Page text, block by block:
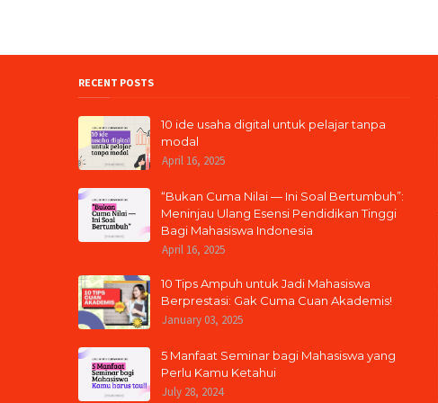
RECENT POSTS
10 ide usaha digital untuk pelajar tanpa
modal
April 16, 2025
“Bukan Cuma Nilai — Ini Soal Bertumbuh”:
Meninjau Ulang Esensi Pendidikan Tinggi
Bagi Mahasiswa Indonesia
April 16, 2025
10 Tips Ampuh untuk Jadi Mahasiswa
Berprestasi: Gak Cuma Cuan Akademis!
January 03, 2025
5 Manfaat Seminar bagi Mahasiswa yang
Perlu Kamu Ketahui
July 28, 2024